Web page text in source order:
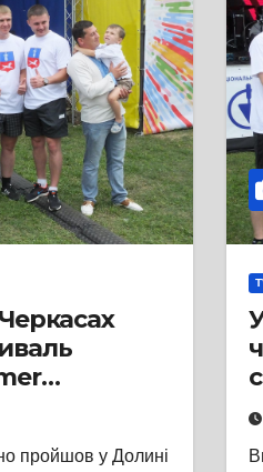
пройшов у Долині